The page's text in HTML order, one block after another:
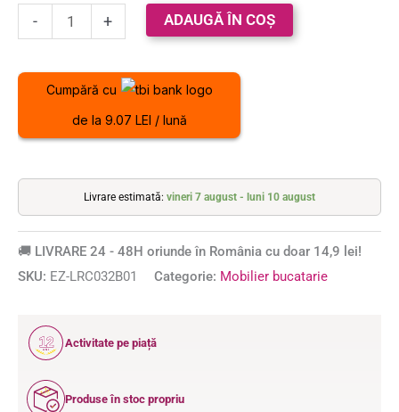
- + ADAUGĂ ÎN COȘ
Cumpără cu
de la 9.07 LEI / lună
Livrare estimată: vineri 7 august - luni 10 august
🚚 LIVRARE 24 - 48H oriunde în România cu doar 14,9 lei!
SKU: EZ-LRC032B01 Categorie: Mobilier bucatarie
12
ANI
Activitate pe piață
Produse în stoc propriu